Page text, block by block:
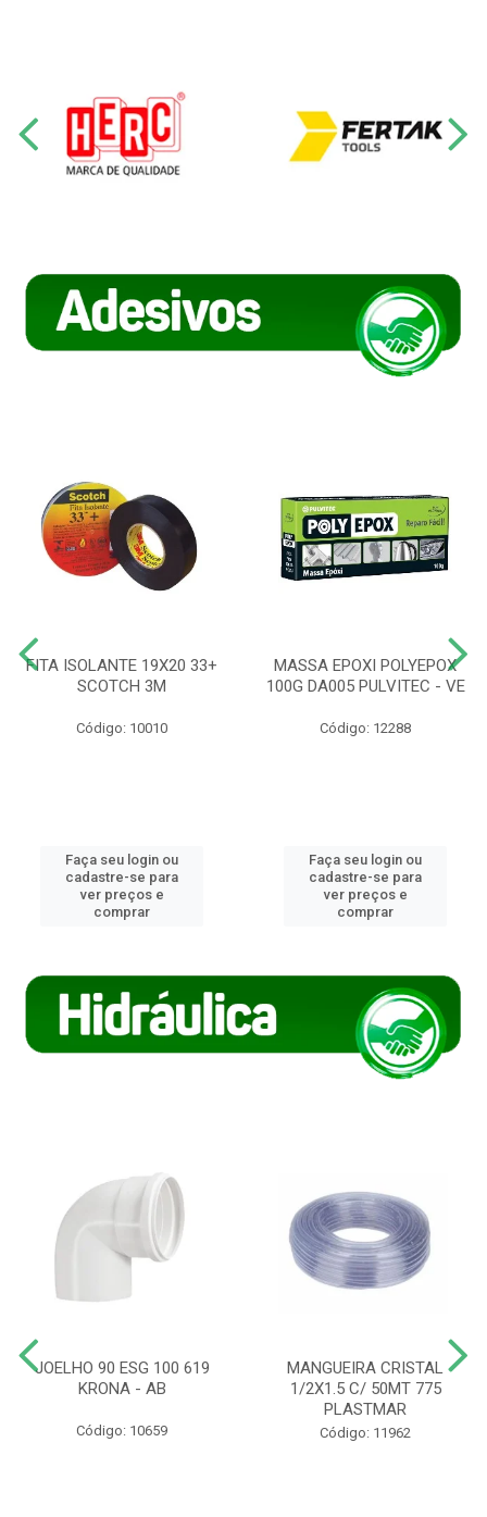
FITA ISOLANTE 19X20 33+
SCOTCH 3M
Código: 10010
Faça seu login ou
cadastre-se para
ver preços e
comprar
MASSA EPOXI POLYEPOX
100G DA005 PULVITEC - VE
Código: 12288
Faça seu login ou
cadastre-se para
ver preços e
comprar
JOELHO 90 ESG 100 619
KRONA - AB
Código: 10659
MANGUEIRA CRISTAL
1/2X1.5 C/ 50MT 775
PLASTMAR
Código: 11962